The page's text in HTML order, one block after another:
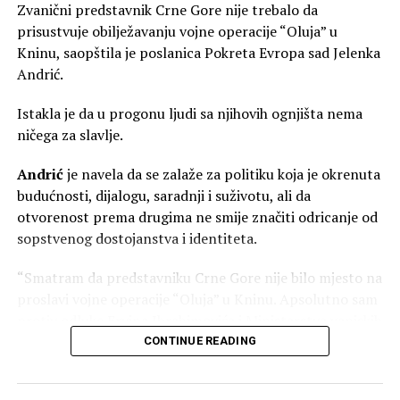
sredstvo u političkim sukobima koji nemaju mnogo veze
sa Jevanđeljem.
Odluka Sabora SPC da Eparhiju budimljansko-nikšićku
same Srpske pravoslavne crkve u Crnoj Gori. Da li je taj
potez bio isključivo crkveni ili je imao i širu političku
Najveći gubitnici u svemu ovome nijesu ni Vučić, ni
Joanikije, ni Metodije. Gubitnici su vjernici koji od svojih
duhovnih pastira očekuju mir, pomirenje i jedinstvo, a
dnevne politike. Onog trenutka kada politički interesi
počnu da određuju crkvene odnose, prestaje da bude
Zvanični predstavnik Crne Gore nije trebalo da
prisustvuje obilježavanju vojne operacije “Oluja” u
Kninu, saopštila je poslanica Pokreta Evropa sad Jelenka
Andrić.
Istakla je da u progonu ljudi sa njihovih ognjišta nema
ničega za slavlje.
Andrićje navela da se zalaže za politiku koja je okrenuta
budućnosti, dijalogu, saradnji i suživotu, ali da
otvorenost prema drugima ne smije značiti odricanje od
sopstvenog dostojanstva i identiteta.
“Smatram da predstavniku Crne Gore nije bilo mjesto na
poslova da pošalje predstavnika na proslavu”, kazala je
CONTINUE READING